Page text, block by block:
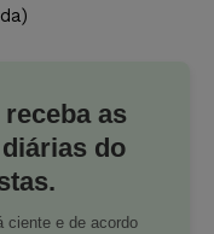
as
do
ciente e de acordo